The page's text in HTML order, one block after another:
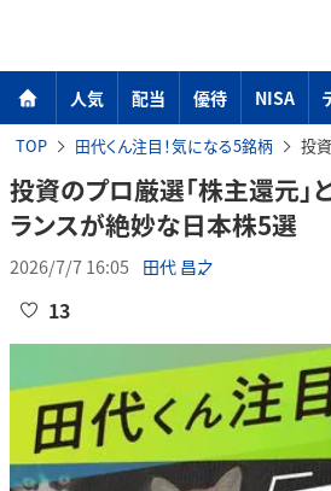
人気 配当 優待 NISA
TOP 田代くん注目！気になる5銘柄 投資のプ
投資のプロ厳選「株主還元」
ランスが絶妙な日本株5選
2026/7/7 16:05 田代 昌之
13